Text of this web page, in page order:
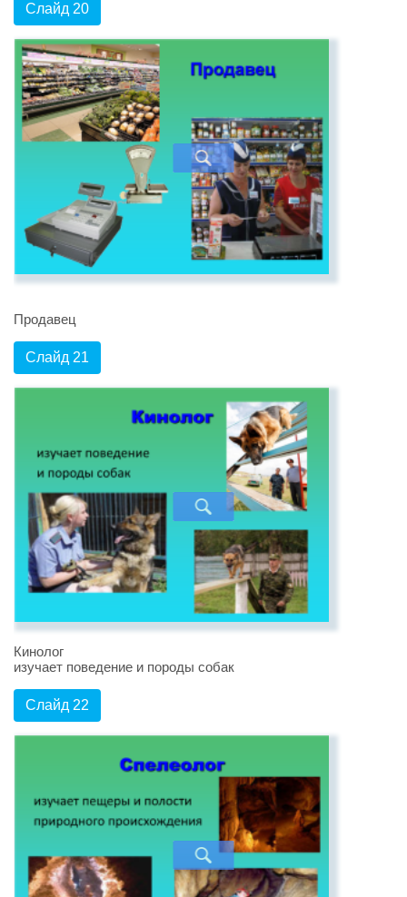
Слайд 20
Продавец
Слайд 21
Кинолог
изучает поведение и породы собак
Слайд 22